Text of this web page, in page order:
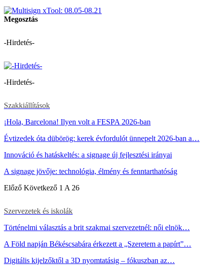
Megosztás
-Hirdetés-
-Hirdetés-
Szakkiállítások
¡Hola, Barcelona! Ilyen volt a FESPA 2026-ban
Évtizedek óta dübörög: kerek évfordulót ünnepelt 2026-ban a…
Innováció és hatáskeltés: a signage új fejlesztési irányai
A signage jövője: technológia, élmény és fenntarthatóság
Előző Következő 1 A 26
Szervezetek és iskolák
Történelmi választás a brit szakmai szervezetnél: női elnök…
A Föld napján Békéscsabára érkezett a „Szeretem a papírt”…
Digitális kijelzőktől a 3D nyomtatásig – fókuszban az…